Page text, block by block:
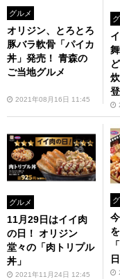
グルメ
オリジン、とろとろ
豚バラ軟骨「パイカ
丼」発売！ 青森の
ご当地グルメ
2021年08月16日 11:45
グルメ
11月29日はイイ肉
の日！ オリジン
堂々の「肉トリプル
丼」
2021年11月24日 12:45